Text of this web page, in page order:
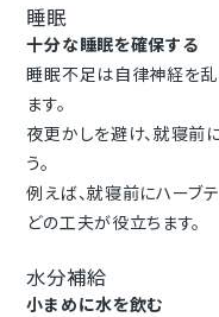
睡眠
十分な睡眠を確保する
睡眠不足は自律神経を乱
ます。
夜更かしを避け、就寝前
う。
例えば、就寝前にハーブ
どの工夫が役立ちます。
水分補給
小まめに水を飲む